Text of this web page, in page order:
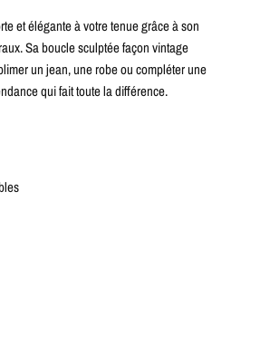
et élégante à votre tenue grâce à son
Sa boucle sculptée façon vintage
un jean, une robe ou compléter une
qui fait toute la différence.